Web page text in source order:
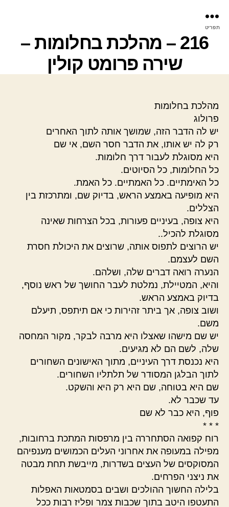
תפריט
216 – מהלכת בחלומות –
שירה פרומט קולין
מהלכת בחלומות
פרולוג
יש לה הדבר הזה, שמושך אותה לתוך האחרים
רק לה יש אותו, את הדבר חסר השם, אי שם
היא מסוגלת לעבור דרך חלומות.
כל החלומות, כל הסיוטים.
כל האימתיים. כל האמתיים. כל האמת.
היא מופיעה באמצע הראש, בדיוק שם, ומתרכזת בין
הצללים.
היא צופה, בעיניים פעורות, בכל הצרחות שאינה
מסוגלת להכיל..
יש הרוצים לתפוס אותה, שרוצים את היכולת חסרת
השם לעצמם.
הנערה רואה דברים שלה, ושלהם.
והיא, המטיילת, נמלטת לעבר החושך של ראש נוסף,
בדיוק באמצע הראש.
ושוב צופה, אך ביתר זהירות כי אם תיתפס, תיעלם
משם.
יש שם מישהו שאצלו היא מרבה לבקר, מקור המחסה
שלה, לשם הם לא מגיעים.
היא נכנסת דרך העיניים, מתוך האישונים השחורים
לתוך הבלגן המסודר של תלתליו השחורים.
שם היא בטוחה, שם היא רק היא והשקט.
עד שכבר לא.
פוף, היא כבר לא שם
* * *
רוח קפואה הסתחררה בין מרפסות המתכת ברחובות,
מפילה במעופה את אחרוני העלים הכמושים מענפיהם
המסוקסים של העצים בשדרות, מייבשת תחת מבטה
את ניצני הפרחים.
בלילה החשוך ההולכים ושבים בסמטאות האפלות
התעטפו היטב בתוך שכבות צמר ופליז רבות ככל